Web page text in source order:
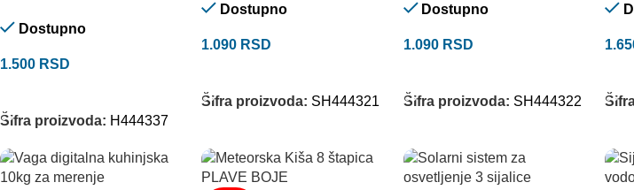
Dostupno
1.500 RSD
Šifra proizvoda: H444337
Dostupno
1.090 RSD
Šifra proizvoda: SH444321
Dostupno
1.090 RSD
Šifra proizvoda: SH444322